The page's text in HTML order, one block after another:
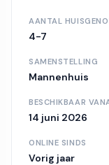
AANTAL
4-7
SAMENSTELLING
Mannenhuis
BESCHIKBAAR
14 juni 2026
ONLINE SINDS
Vorig jaar